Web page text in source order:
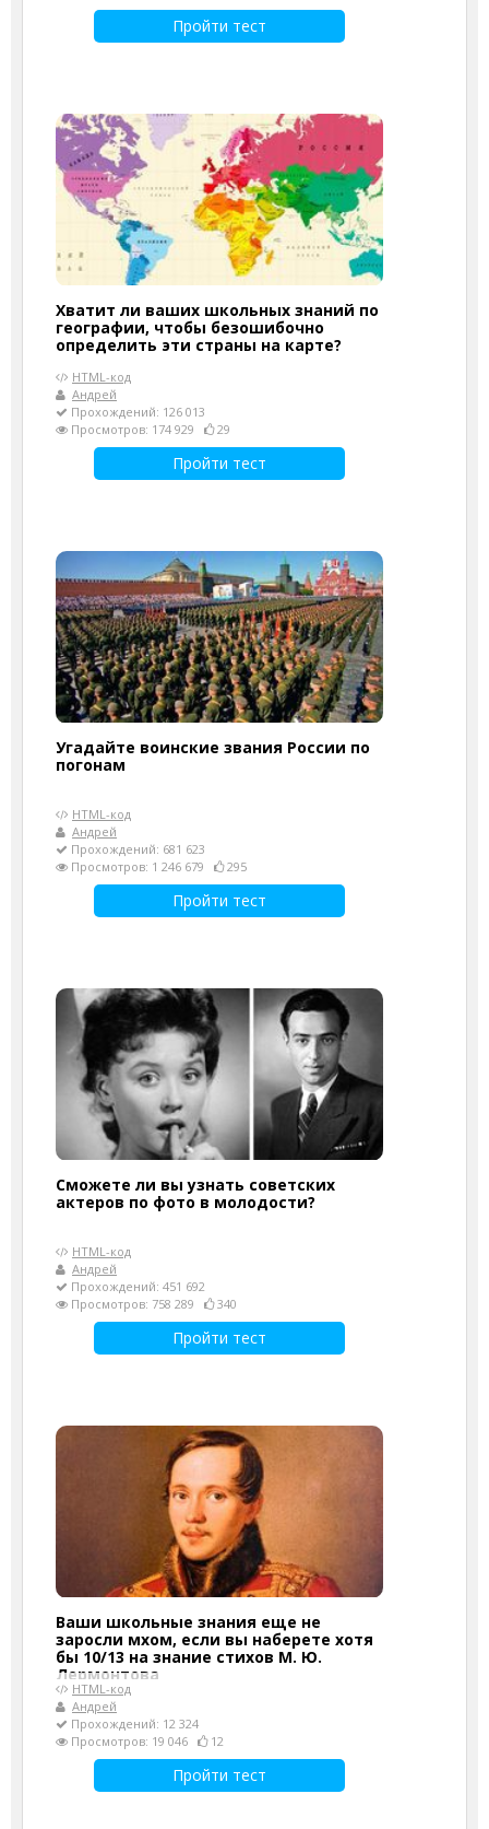
Пройти тест
Хватит ли ваших школьных знаний по
географии, чтобы безошибочно
определить эти страны на карте?
HTML-код
Андрей
Прохождений: 126 013
Просмотров: 174 929
29
Пройти тест
Угадайте воинские звания России по
погонам
HTML-код
Андрей
Прохождений: 681 623
Просмотров: 1 246 679
295
Пройти тест
Сможете ли вы узнать советских
актеров по фото в молодости?
HTML-код
Андрей
Прохождений: 451 692
Просмотров: 758 289
340
Пройти тест
Ваши школьные знания еще не
заросли мхом, если вы наберете хотя
бы 10/13 на знание стихов М. Ю.
Лермонтова
HTML-код
Андрей
Прохождений: 12 324
Просмотров: 19 046
12
Пройти тест